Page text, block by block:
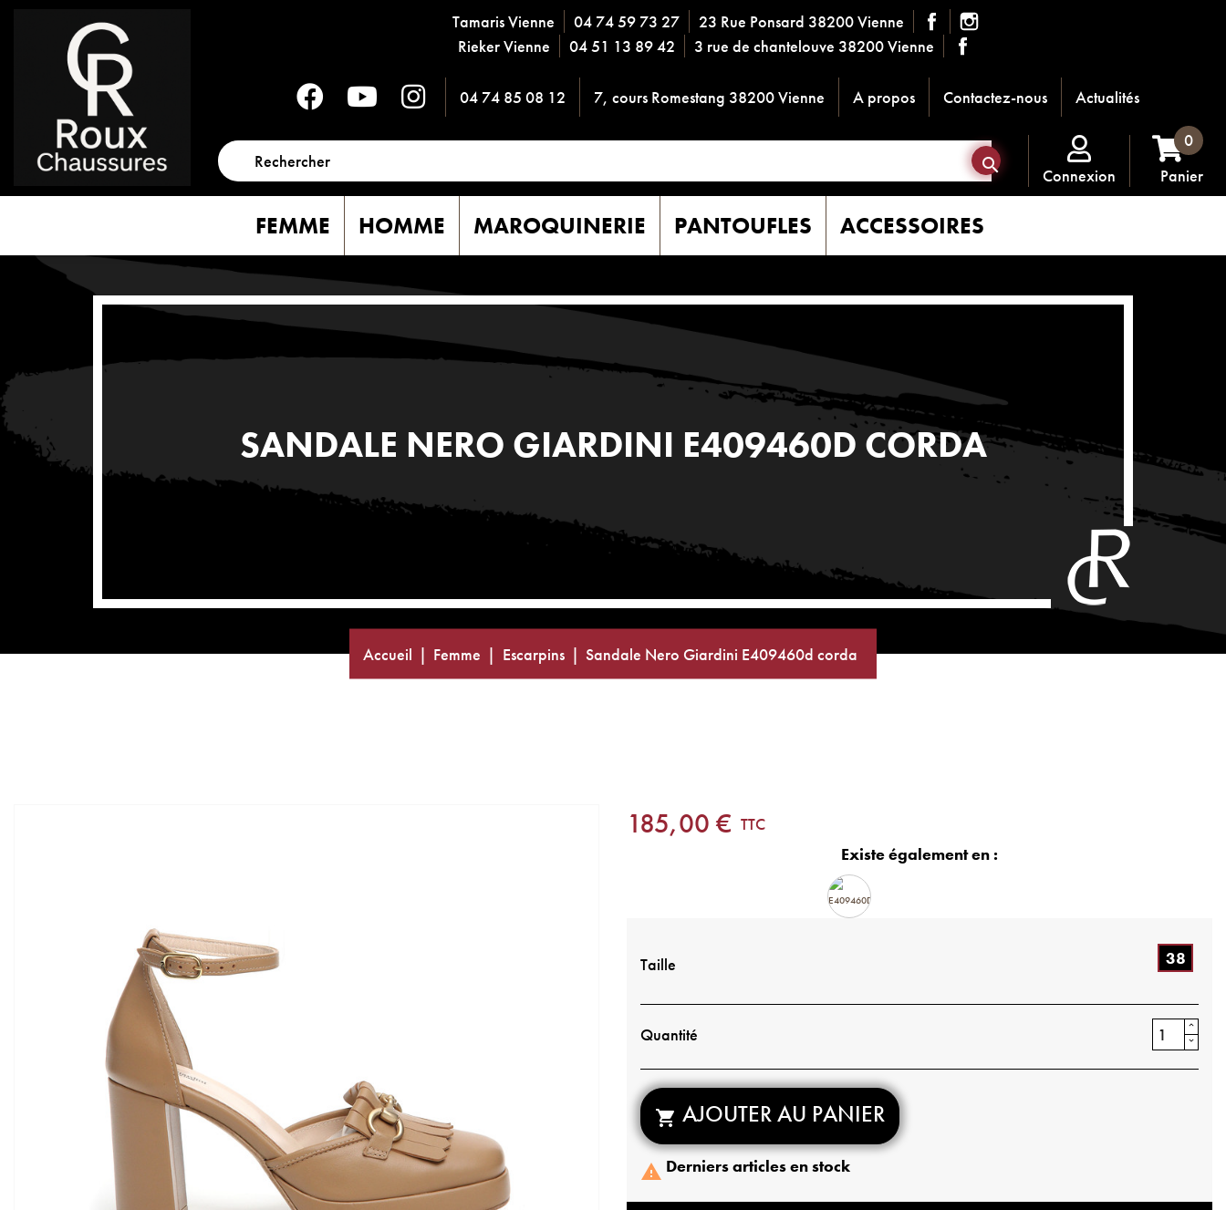
Tamaris Vienne 04 74 59 73 27
23 Rue Ponsard 38200 Vienne
Rieker Vienne
04 51 13 89 42 3 rue de chantelouve 38200 Vienne
04 74 85 08 12 7, cours Romestang 38200 Vienne A propos Contactez-nous Actualités
 Connexion
0
Panier
FEMME HOMME MAROQUINERIE PANTOUFLES ACCESSOIRES
SANDALE NERO GIARDINI E409460D CORDA
Accueil Femme Escarpins Sandale Nero Giardini E409460d corda
185,00 € TTC
Existe également en :
Taille 38
Quantité
 AJOUTER AU PANIER
 Derniers articles en stock